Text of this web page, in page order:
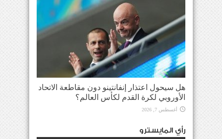
هل سيحول اعتذار إنفانتينو دون مقاطعة الاتحاد
الأوروبي لكرة القدم لكأس العالم؟
أغسطس 7, 2026
رأي المايسترو